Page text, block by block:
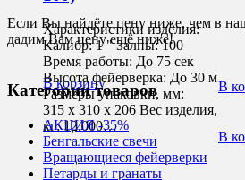
В корзину В
Характеристики изделия:
Калибр: 1 " Залпы: 100
Время работы: До 75 сек
Высота фейерверка: До 30 м
Размеры упаковки, мм:
315 х 310 х 206 Вес изделия,
кг: 12.000…
В
Если Вы найдёте цену ниже, чем в
дадим Вам цену ещё ниже!
Категории товаров
АКЦИЯ -35%
Бенгальские свечи
Вращающиеся фейерверки
Петарды и гранаты